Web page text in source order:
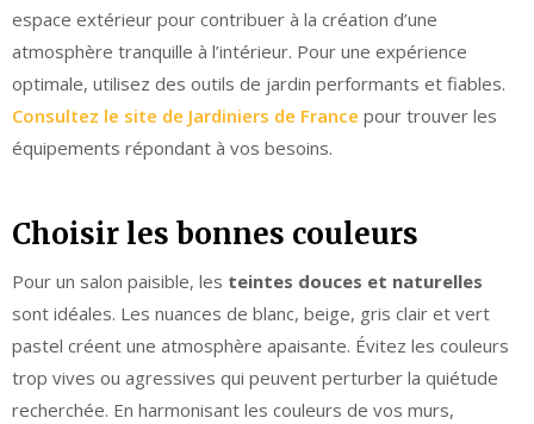
espace extérieur pour contribuer à la création d’une
atmosphère tranquille à l’intérieur. Pour une expérience
optimale, utilisez des outils de jardin performants et fiables.
Consultez le site de Jardiniers de France pour trouver les
équipements répondant à vos besoins.
Choisir les bonnes couleurs
Pour un salon paisible, les teintes douces et naturelles
sont idéales. Les nuances de blanc, beige, gris clair et vert
pastel créent une atmosphère apaisante. Évitez les couleurs
trop vives ou agressives qui peuvent perturber la quiétude
recherchée. En harmonisant les couleurs de vos murs,